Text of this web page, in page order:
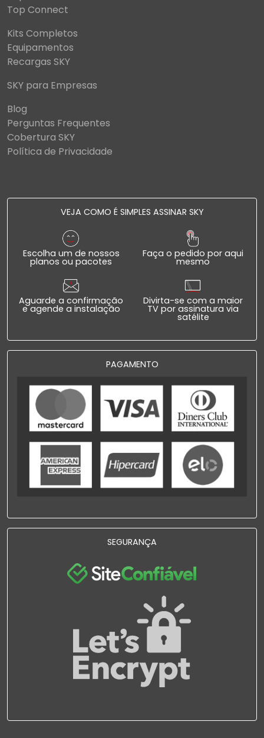
Top Connect
Kits Completos
Equipamentos
Recargas SKY
SKY para Empresas
Blog
Perguntas Frequentes
Cobertura SKY
Política de Privacidade
VEJA COMO É SIMPLES ASSINAR SKY
Escolha um de nossos
planos ou pacotes
Faça o pedido por aqui
mesmo
Aguarde a confirmação
e agende a instalação
Divirta-se com a maior
TV por assinatura via
satélite
PAGAMENTO
SEGURANÇA